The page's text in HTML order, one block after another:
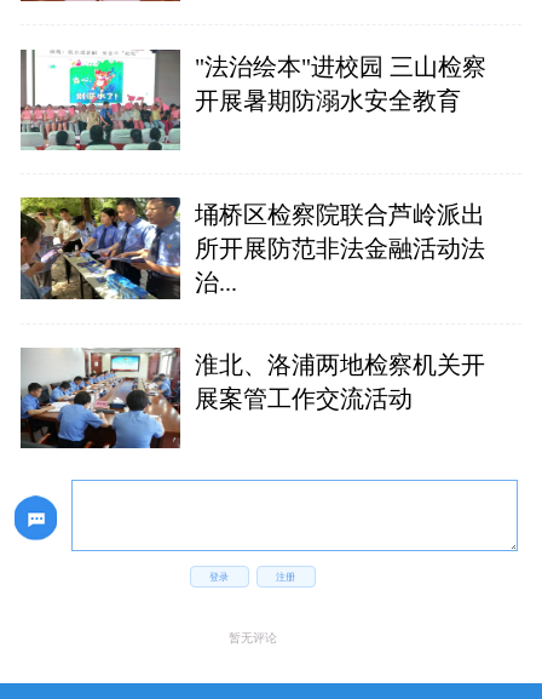
"法治绘本"进校园 三山检察
开展暑期防溺水安全教育
埇桥区检察院联合芦岭派出
所开展防范非法金融活动法
治...
淮北、洛浦两地检察机关开
展案管工作交流活动
登录 注册
暂无评论